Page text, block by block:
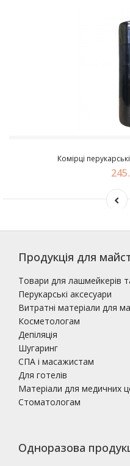
Комірці
Продукція для
Товари для лашмейкерів
Перукарські аксесуари
Витратні матеріали для
Косметологам
Депіляція
Шугаринг
СПА і масажистам
Для готелів
Матеріали для медичних
Стоматологам
Одноразова